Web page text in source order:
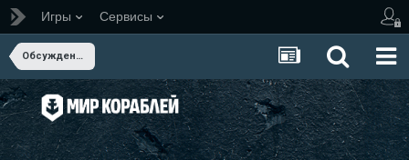
Игры Сервисы
Обсуждение Мира Кораблей